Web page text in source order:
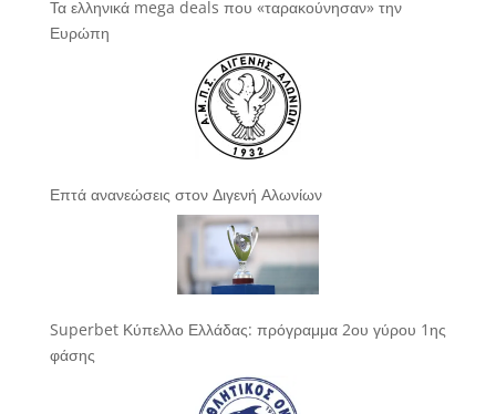
Τα ελληνικά mega deals που «ταρακούνησαν» την
Ευρώπη
Επτά ανανεώσεις στον Διγενή Αλωνίων
Superbet Κύπελλο Ελλάδας: πρόγραμμα 2ου γύρου 1ης
φάσης